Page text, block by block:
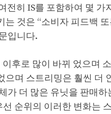
전히 IS를 포함하여 몇
는 것은 “소비자 피드백
입니다.
이후로 많이 바뀌 었으며
으며 스트리밍은 훨씬 더
가 더 많은 유닛을 판매
순위의 이러한 변화는